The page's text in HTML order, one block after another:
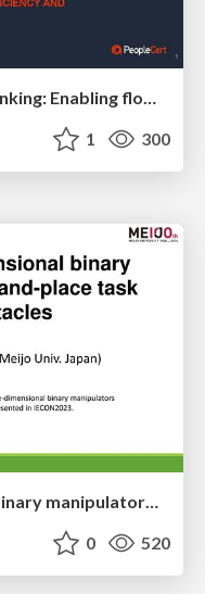
1 300
Design of three-dimensional binary manipulators for pick-and-place task avoiding obstacles (IECON2024)
0 520